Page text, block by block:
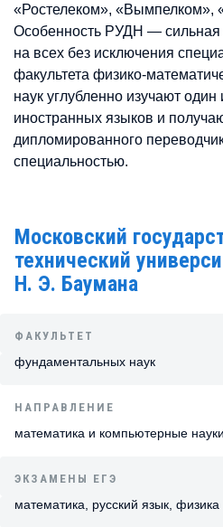
«Ростелеком»,
Особенность РУДН — сильная
на всех без исключения
факультета физико-
наук углубленно изучают один
иностранных языков и
дипломированного
специальностью.
Московский
технический
Н. Э. Баумана
ФАКУЛЬТЕТ
фундаментальных наук
НАПРАВЛЕНИЕ
математика и компьютерные
ЭКЗАМЕНЫ ЕГЭ
математика, русский язык, физика